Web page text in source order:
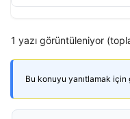
1 yazı görüntüleniyor
Bu konuyu yanıtlamak için